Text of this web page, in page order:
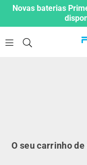
Novas baterias
O seu carrinho